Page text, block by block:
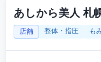
あしから美人 札
店舗 整体・指圧 も